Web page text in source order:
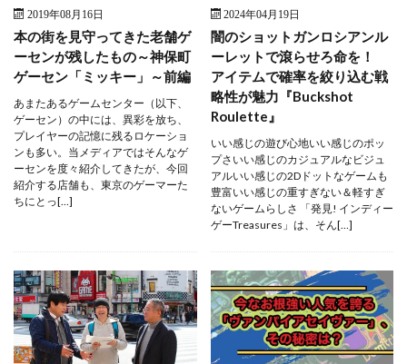
2019年08月16日
本の街を見守ってきた老舗ゲ
ーセンが残したもの～神保町
ゲーセン「ミッキー」～前編
あまたあるゲームセンター（以下、
ゲーセン）の中には、異彩を放ち、
プレイヤーの記憶に残るロケーショ
ンも多い。当メディアではそんなゲ
ーセンを度々紹介してきたが、今回
紹介する店舗も、東京のゲーマーた
ちにとっ[…]
2024年04月19日
闇のショットガンロシアンル
ーレットで滾らせろ命を！
アイテムで確率を絞り込む戦
略性が魅力『Buckshot
Roulette』
いい感じの遊び心地いい感じのポッ
プさいい感じのカジュアルなビジュ
アルいい感じの2Dドットなゲームも
豊富いい感じの重すぎない＆軽すぎ
ないゲームらしさ 「発見! インディー
ゲーTreasures」は、そん[…]